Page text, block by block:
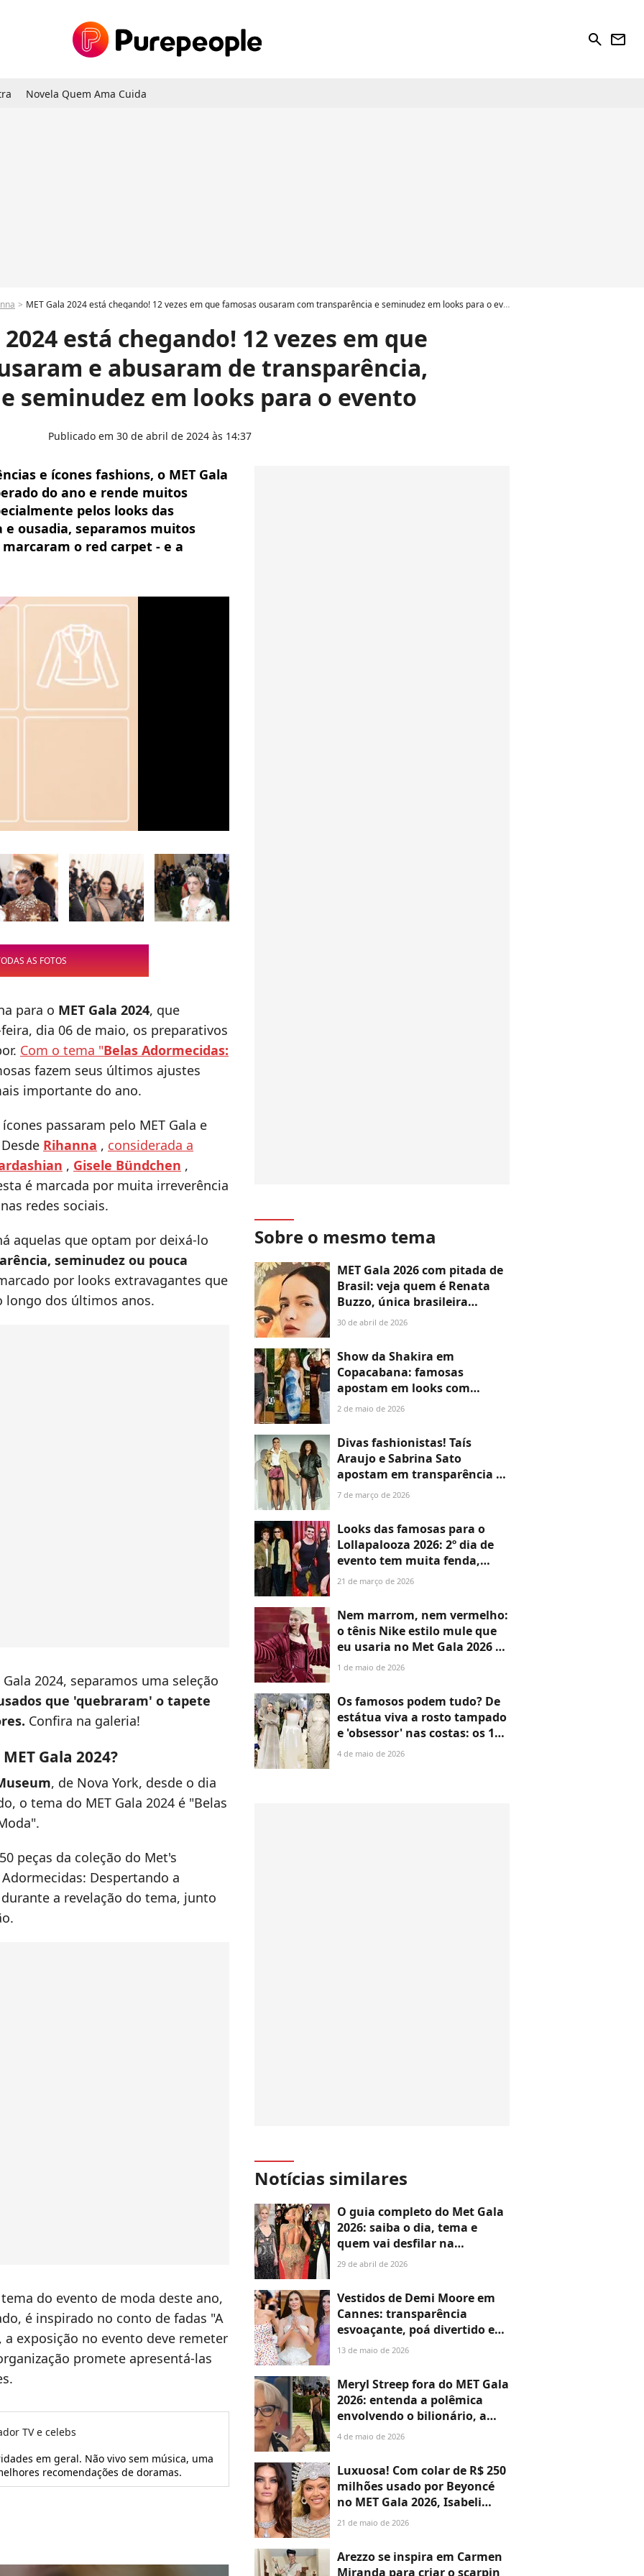
search newsletter
Novela Quem Ama Cuida
MET Gala 2024 está chegando! 12 vezes em que famosas ousaram com transparência e seminudez em looks para o evento
2024 está chegando! 12 vezes em que
e abusaram de transparência,
seminudez em looks para o evento
Publicado em 30 de abril de 2024 às 14:37
e ícones fashions, o MET Gala
do ano e rende muitos
pelos looks das
ousadia, separamos muitos
o red carpet - e a
AS FOTOS
para o MET Gala 2024, que
dia 06 de maio, os preparativos
Com o tema "Belas Adormecidas:
fazem seus últimos ajustes
importante do ano.
passaram pelo MET Gala e
Rihanna , considerada a
, Gisele Bündchen ,
é marcada por muita irreverência
redes sociais.
aquelas que optam por deixá-lo
seminudez ou pouca
por looks extravagantes que
longo dos últimos anos.
2024, separamos uma seleção
que 'quebraram' o tapete
Confira na galeria!
Gala 2024?
, de Nova York, desde o dia
o tema do MET Gala 2024 é "Belas
peças da coleção do Met's
Despertando a
a revelação do tema, junto
do evento de moda deste ano,
é inspirado no conto de fadas "A
exposição no evento deve remeter
promete apresentá-las
TV e celebs
em geral. Não vivo sem música, uma
recomendações de doramas.
Sobre o mesmo tema
MET Gala 2026 com pitada de
Brasil: veja quem é Renata
Buzzo, única brasileira
selecionada para peça como
30 de abril de 2026
Show da Shakira em
Copacabana: famosas
apostam em looks com
transparência, crochê e
fotos de Grazi Massafera,
Camila Queiroz e mais!
2 de maio de 2026
Divas fashionistas! Taís
Araujo e Sabrina Sato
apostam em transparência e
alfaiataria em evento em São
7 de março de 2026
Looks das famosas para o
Lollapalooza 2026: 2º dia de
evento tem muita fenda,
transparência e recortes; veja
Sasha Meneghel e mais!
21 de março de 2026
Nem marrom, nem vermelho:
o tênis Nike estilo mule que
eu usaria no Met Gala 2026 e
poderia surpreender até Anna
1 de maio de 2026
Os famosos podem tudo? De
estátua viva a rosto tampado
e 'obsessor' nas costas: os 16
looks mais SURREAIS do Met
4 de maio de 2026
Notícias similares
O guia completo do Met Gala
2026: saiba o dia, tema e
quem vai desfilar na
escadaria mais fashion;
Venus Williams e Anna
Wintour são presenças
confirmadas
29 de abril de 2026
Vestidos de Demi Moore em
Cannes: transparência
esvoaçante, poá divertido e
peplum de paetês marcam os
Riviera Francesa; veja
13 de maio de 2026
Meryl Streep fora do MET Gala
2026: entenda a polêmica
envolvendo o bilionário, a
atriz de 'O Diabo Veste Prada
fashionista do mundo todo
4 de maio de 2026
Luxuosa! Com colar de R$ 250
milhões usado por Beyoncé
no MET Gala 2026, Isabeli
Fontana rouba a cena no
veja fotos
21 de maio de 2026
Arezzo se inspira em Carmen
Miranda para criar o scarpin